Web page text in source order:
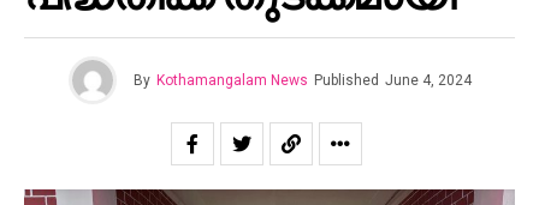
By Kothamangalam News Published June 4, 2024